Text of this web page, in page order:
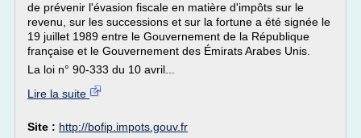
de prévenir l'évasion fiscale en matière d'impôts sur le
revenu, sur les successions et sur la fortune a été signée le
19 juillet 1989 entre le Gouvernement de la République
française et le Gouvernement des Émirats Arabes Unis.
La loi n° 90-333 du 10 avril...
Lire la suite
Site : http://bofip.impots.gouv.fr